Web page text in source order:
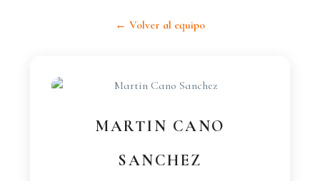
← Volver al equipo
MARTIN CANO
SANCHEZ